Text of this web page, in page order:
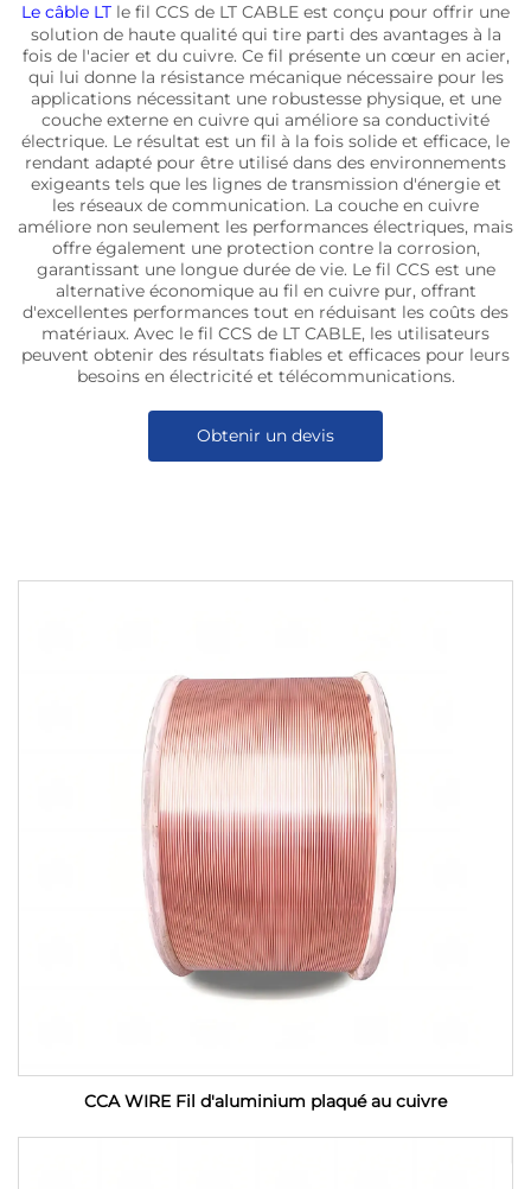
Le câble LT le fil CCS de LT CABLE est conçu pour offrir une
solution de haute qualité qui tire parti des avantages à la
fois de l'acier et du cuivre. Ce fil présente un cœur en acier,
qui lui donne la résistance mécanique nécessaire pour les
applications nécessitant une robustesse physique, et une
couche externe en cuivre qui améliore sa conductivité
électrique. Le résultat est un fil à la fois solide et efficace, le
rendant adapté pour être utilisé dans des environnements
exigeants tels que les lignes de transmission d'énergie et
les réseaux de communication. La couche en cuivre
améliore non seulement les performances électriques, mais
offre également une protection contre la corrosion,
garantissant une longue durée de vie. Le fil CCS est une
alternative économique au fil en cuivre pur, offrant
d'excellentes performances tout en réduisant les coûts des
matériaux. Avec le fil CCS de LT CABLE, les utilisateurs
peuvent obtenir des résultats fiables et efficaces pour leurs
besoins en électricité et télécommunications.
Obtenir un devis
CCA WIRE Fil d'aluminium plaqué au cuivre